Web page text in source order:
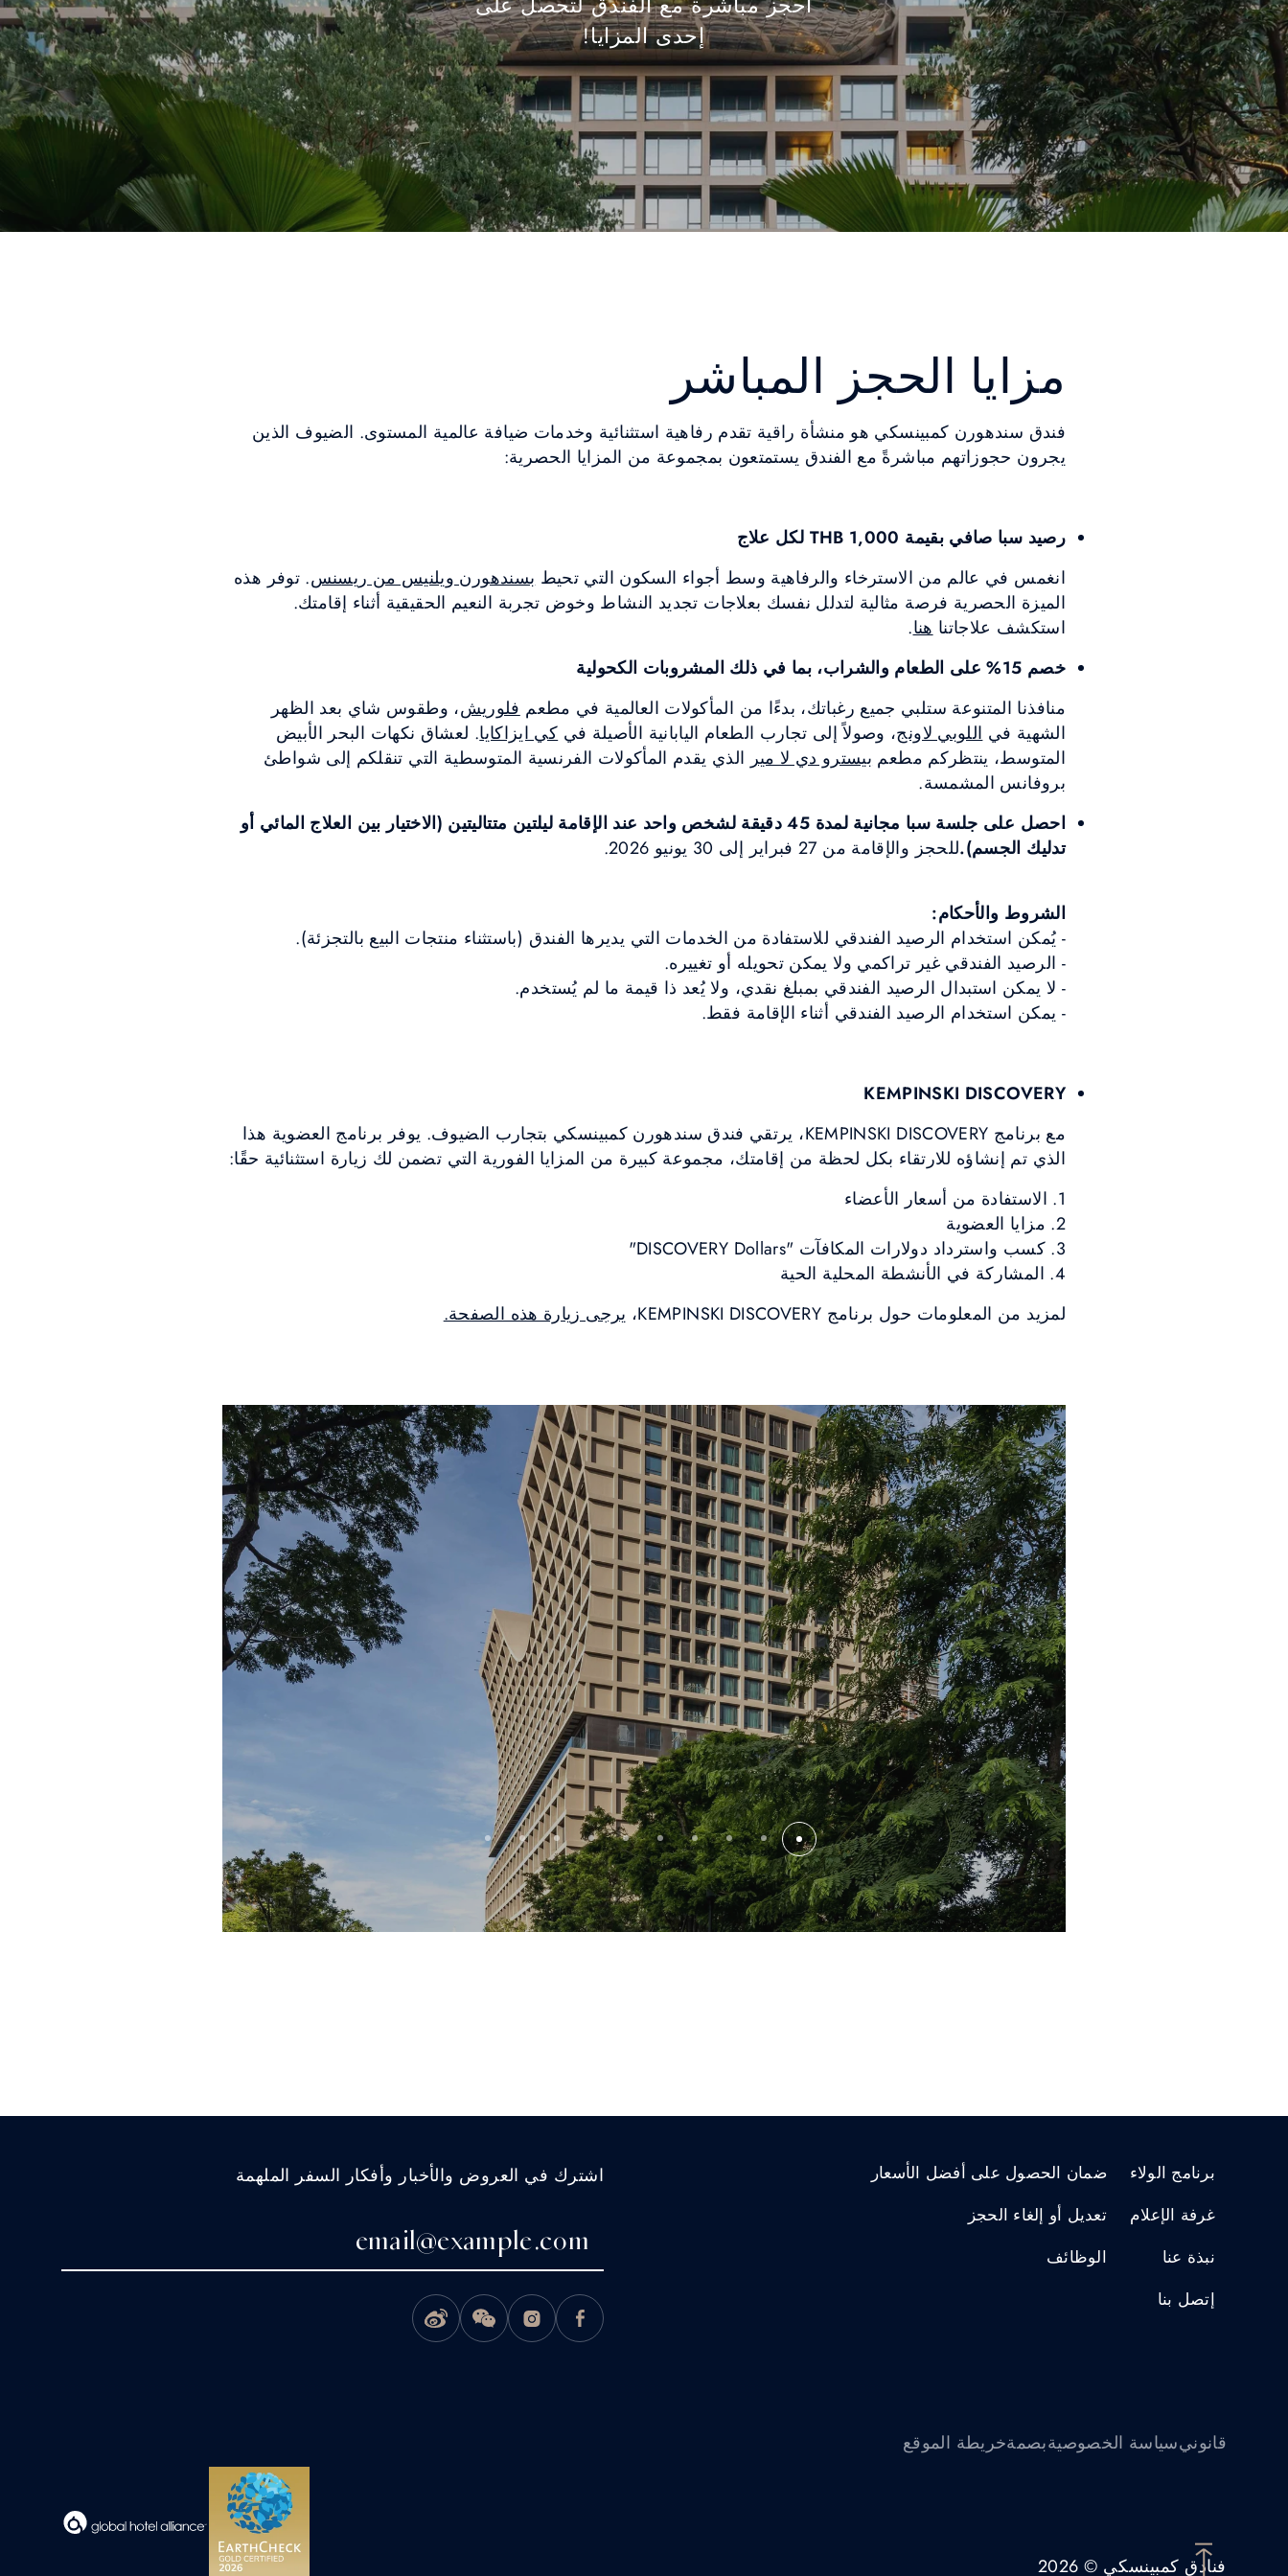
إحدى المزايا!
مزايا الحجز المباشر
فندق سندهورن كمبينسكي هو منشأة راقية تقدم رفاهية استثنائية وخدمات ضيافة عالمية المستوى. الضيوف الذين
يجرون حجوزاتهم مباشرةً مع الفندق يستمتعون بمجموعة من المزايا الحصرية:
رصيد سبا صافي بقيمة THB 1,000 لكل علاج
انغمس في عالم من الاسترخاء والرفاهية وسط أجواء السكون التي تحيط بسندهورن ويلنيس من ريسنس. توفر هذه
الميزة الحصرية فرصة مثالية لتدلل نفسك بعلاجات تجديد النشاط وخوض تجربة النعيم الحقيقية أثناء إقامتك.
استكشف علاجاتنا هنا.
خصم 15% على الطعام والشراب، بما في ذلك المشروبات الكحولية
منافذنا المتنوعة ستلبي جميع رغباتك، بدءًا من المأكولات العالمية في مطعم فلوريش، وطقوس شاي بعد الظهر
الشهية في اللوبي لاونج، وصولاً إلى تجارب الطعام اليابانية الأصيلة في كي ايزاكايا. لعشاق نكهات البحر الأبيض
المتوسط، ينتظركم مطعم بيسترو دي لا مير الذي يقدم المأكولات الفرنسية المتوسطية التي تنقلكم إلى شواطئ
بروفانس المشمسة.
احصل على جلسة سبا مجانية لمدة 45 دقيقة لشخص واحد عند الإقامة ليلتين متتاليتين (الاختيار بين العلاج المائي أو
تدليك الجسم).للحجز والإقامة من 27 فبراير إلى 30 يونيو 2026.
الشروط والأحكام:
- يُمكن استخدام الرصيد الفندقي للاستفادة من الخدمات التي يديرها الفندق (باستثناء منتجات البيع بالتجزئة).
- الرصيد الفندقي غير تراكمي ولا يمكن تحويله أو تغييره.
- لا يمكن استبدال الرصيد الفندقي بمبلغ نقدي، ولا يُعد ذا قيمة ما لم يُستخدم.
- يمكن استخدام الرصيد الفندقي أثناء الإقامة فقط.
KEMPINSKI DISCOVERY
مع برنامج KEMPINSKI DISCOVERY، يرتقي فندق سندهورن كمبينسكي بتجارب الضيوف. يوفر برنامج العضوية هذا
الذي تم إنشاؤه للارتقاء بكل لحظة من إقامتك، مجموعة كبيرة من المزايا الفورية التي تضمن لك زيارة استثنائية حقًا:
1. الاستفادة من أسعار الأعضاء
2. مزايا العضوية
3. كسب واسترداد دولارات المكافآت "DISCOVERY Dollars"
4. المشاركة في الأنشطة المحلية الحية
لمزيد من المعلومات حول برنامج KEMPINSKI DISCOVERY،
يرجى زيارة هذه الصفحة.
برنامج الولاء
غرفة الإعلام
نبذة عنا
إتصل بنا
ضمان الحصول على أفضل الأسعار
تعديل أو إلغاء الحجز
الوظائف
اشترك في العروض والأخبار وأفكار السفر الملهمة
قانونيسياسة الخصوصيةبصمةخريطة الموقع
فنادق كمبينسكي © 2026